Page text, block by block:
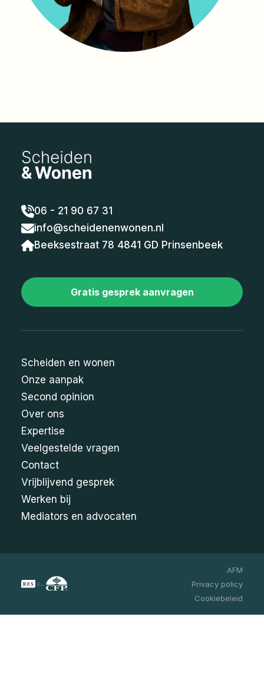
06 - 21 90 67 31
info@scheidenenwonen.nl
Beeksestraat 78 4841 GD Prinsenbeek
Gratis gesprek aanvragen
Scheiden en wonen
Onze aanpak
Second opinion
Over ons
Expertise
Veelgestelde vragen
Contact
Vrijblijvend gesprek
Werken bij
Mediators en advocaten
AFM
Privacy policy
Cookiebeleid